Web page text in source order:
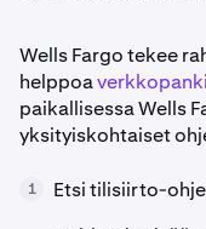
Wells Fargo tekee
helppoa
paikallisessa Wells
yksityiskohtaiset
1
Etsi tilisiirto-